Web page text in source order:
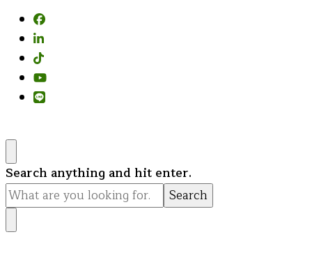
Looking
for
Something?
Search anything and hit enter.